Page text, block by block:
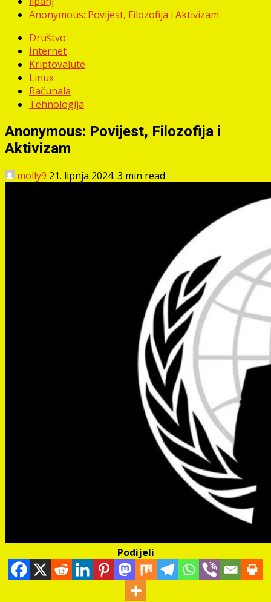
Anonymous: Povijest, Filozofija i Aktivizam
Društvo
Internet
Kriptovalute
Linux
Računala
Tehnologija
Anonymous: Povijest, Filozofija i
Aktivizam
molly9 21. lipnja 2024. 3 min read
Podijeli